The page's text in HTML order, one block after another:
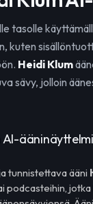
tasolle
kuten
Heidi Klum
sävy, jolloin
AI-
tunnistettava ääni
podcasteihin,